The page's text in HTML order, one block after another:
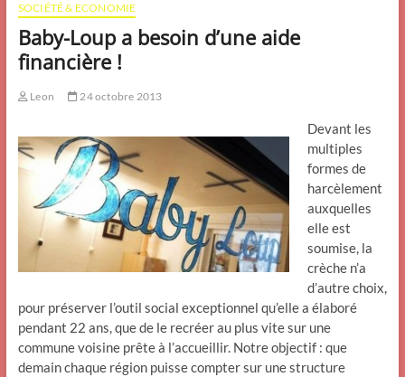
SOCIÉTÉ & ECONOMIE
Baby-Loup a besoin d’une aide
financière !
Leon 24 octobre 2013
Devant les
multiples
formes de
harcèlement
auxquelles
elle est
soumise, la
crèche n’a
d’autre choix,
pour préserver l’outil social exceptionnel qu’elle a élaboré
pendant 22 ans, que de le recréer au plus vite sur une
commune voisine prête à l’accueillir. Notre objectif : que
demain chaque région puisse compter sur une structure